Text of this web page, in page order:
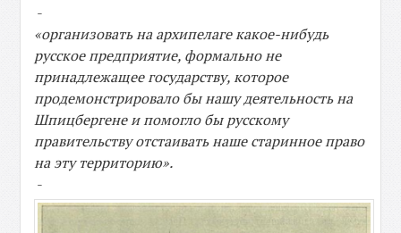
-
«организовать на архипелаге какое-нибудь
русское предприятие, формально не
принадлежащее государству, которое
продемонстрировало бы нашу деятельность на
Шпицбергене и помогло бы русскому
правительству отстаивать наше старинное право
на эту территорию».
-